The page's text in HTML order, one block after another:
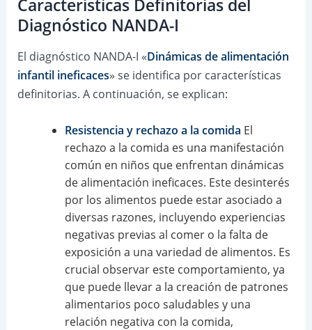
Características Definitorias del
Diagnóstico NANDA-I
El diagnóstico NANDA-I «Dinámicas de alimentación
infantil ineficaces» se identifica por características
definitorias. A continuación, se explican:
Resistencia y rechazo a la comida El
rechazo a la comida es una manifestación
común en niños que enfrentan dinámicas
de alimentación ineficaces. Este desinterés
por los alimentos puede estar asociado a
diversas razones, incluyendo experiencias
negativas previas al comer o la falta de
exposición a una variedad de alimentos. Es
crucial observar este comportamiento, ya
que puede llevar a la creación de patrones
alimentarios poco saludables y una
relación negativa con la comida,